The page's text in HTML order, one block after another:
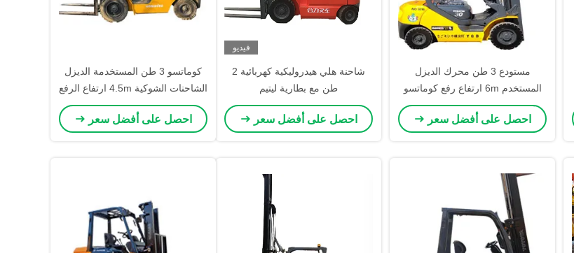
مستودع 3 طن محرك الديزل
المستخدم 6m ارتفاع رفع كوماتسو
مع محول متحرك
احصل على أفضل سعر
فيديو
شاحنة هلي هيدروليكية كهربائية 2
طن مع بطارية ليتيم
احصل على أفضل سعر
كوماتسو 3 طن المستخدمة الديزل
الشاحنات الشوكية 4.5m ارتفاع الرفع
3 أعمدة المراحل المتحركة
احصل على أفضل سعر